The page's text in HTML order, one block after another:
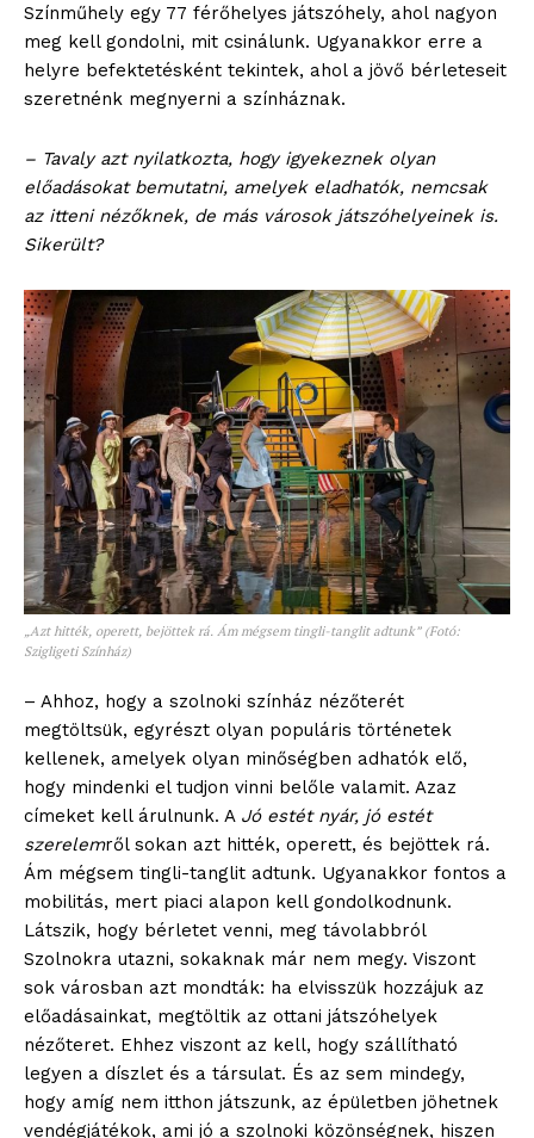
Színműhely egy 77 férőhelyes játszóhely, ahol nagyon
meg kell gondolni, mit csinálunk. Ugyanakkor erre a
helyre befektetésként tekintek, ahol a jövő bérleteseit
szeretnénk megnyerni a színháznak.
– Tavaly azt nyilatkozta, hogy igyekeznek olyan
előadásokat bemutatni, amelyek eladhatók, nemcsak
az itteni nézőknek, de más városok játszóhelyeinek is.
Sikerült?
„Azt hitték, operett, bejöttek rá. Ám mégsem tingli-tanglit adtunk” (Fotó:
Szigligeti Színház)
– Ahhoz, hogy a szolnoki színház nézőterét
megtöltsük, egyrészt olyan populáris történetek
kellenek, amelyek olyan minőségben adhatók elő,
hogy mindenki el tudjon vinni belőle valamit. Azaz
címeket kell árulnunk. A Jó estét nyár, jó estét
szerelemről sokan azt hitték, operett, és bejöttek rá.
Ám mégsem tingli-tanglit adtunk. Ugyanakkor fontos a
mobilitás, mert piaci alapon kell gondolkodnunk.
Látszik, hogy bérletet venni, meg távolabbról
Szolnokra utazni, sokaknak már nem megy. Viszont
sok városban azt mondták: ha elvisszük hozzájuk az
előadásainkat, megtöltik az ottani játszóhelyek
nézőteret. Ehhez viszont az kell, hogy szállítható
legyen a díszlet és a társulat. És az sem mindegy,
hogy amíg nem itthon játszunk, az épületben jöhetnek
vendégjátékok, ami jó a szolnoki közönségnek, hiszen